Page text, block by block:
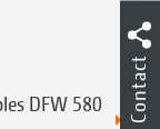
DFW 580
Contact